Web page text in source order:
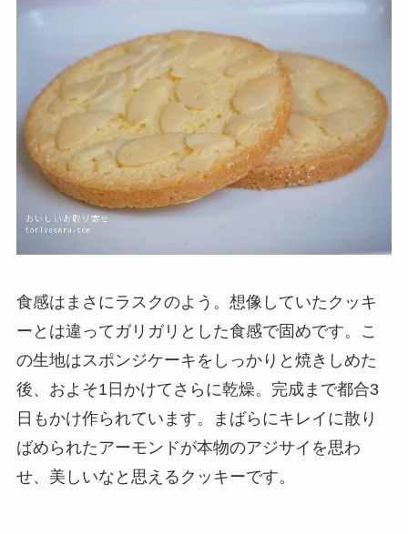
食感はまさにラスクのよう。想像していたクッキ
ーとは違ってガリガリとした食感で固めです。こ
の生地はスポンジケーキをしっかりと焼きしめた
後、およそ1日かけてさらに乾燥。完成まで都合3
日もかけ作られています。まばらにキレイに散り
ばめられたアーモンドが本物のアジサイを思わ
せ、美しいなと思えるクッキーです。